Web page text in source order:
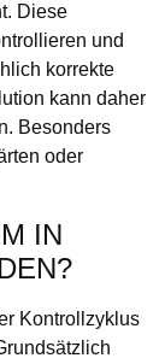
Diese
und
korrekte
kann daher
Besonders
oder
IN
Kontrollzyklus